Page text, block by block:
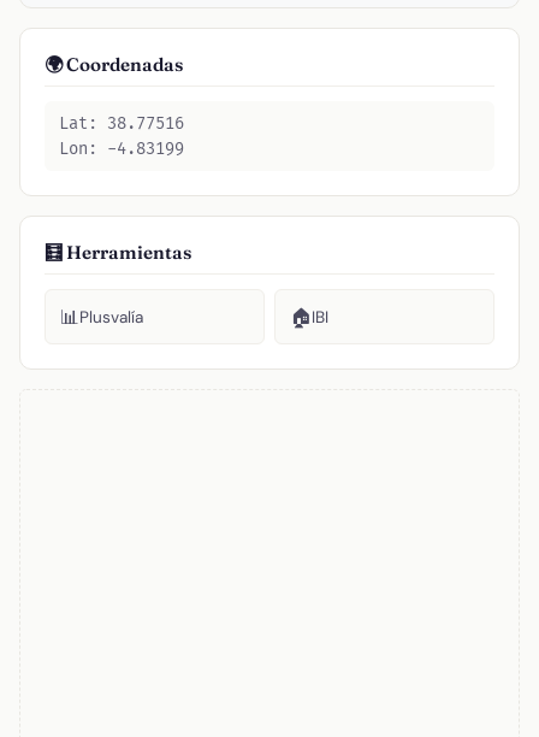
🌍 Coordenadas
Lat: 38.77516
Lon: -4.83199
🧮 Herramientas
📊Plusvalía 🏠IBI